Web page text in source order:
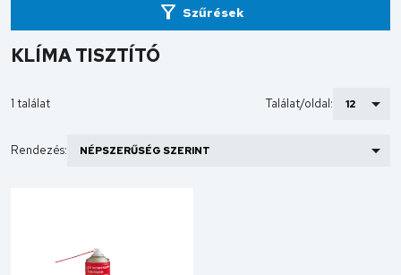
KLÍMA TISZTÍTÓ
1 találat Találat/oldal:
Rendezés:
Szűrések